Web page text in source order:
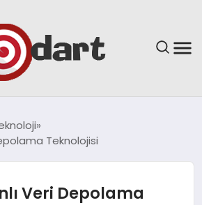
Teknolojisi
Veri Depolama